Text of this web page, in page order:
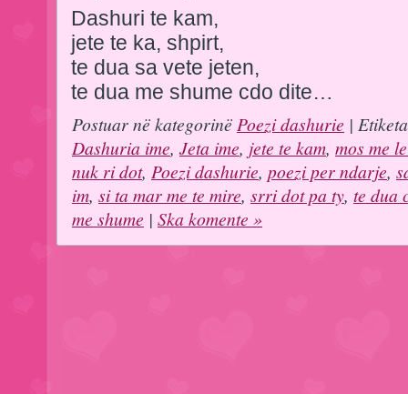
Dashuri te kam,
jete te ka, shpirt,
te dua sa vete jeten,
te dua me shume cdo dite…
Postuar në kategorinë Poezi dashurie |
Dashuria ime, Jeta ime, jete te kam, mos me
nuk ri dot, Poezi dashurie, poezi per ndarje,
im, si ta mar me te mire, srri dot pa ty, te dua
me shume | Ska komente »